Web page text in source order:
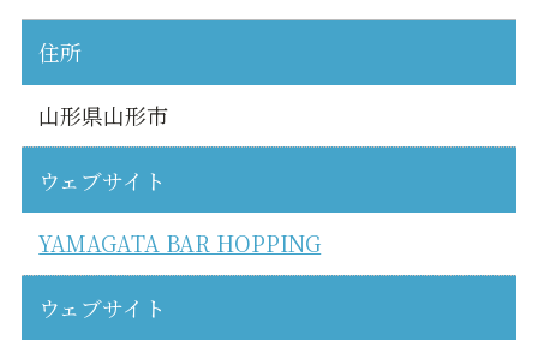
住所
山形県山形市
ウェブサイト
YAMAGATA BAR HOPPING
ウェブサイト